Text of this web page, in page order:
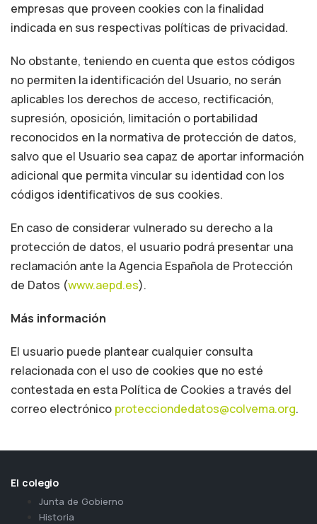
empresas que proveen cookies con la finalidad
indicada en sus respectivas políticas de privacidad.
No obstante, teniendo en cuenta que estos códigos
no permiten la identificación del Usuario, no serán
aplicables los derechos de acceso, rectificación,
supresión, oposición, limitación o portabilidad
reconocidos en la normativa de protección de datos,
salvo que el Usuario sea capaz de aportar información
adicional que permita vincular su identidad con los
códigos identificativos de sus cookies.
En caso de considerar vulnerado su derecho a la
protección de datos, el usuario podrá presentar una
reclamación ante la Agencia Española de Protección
de Datos (www.aepd.es).
Más información
El usuario puede plantear cualquier consulta
relacionada con el uso de cookies que no esté
contestada en esta Política de Cookies a través del
correo electrónico protecciondedatos@colvema.org.
El colegio
Junta de Gobierno
Historia